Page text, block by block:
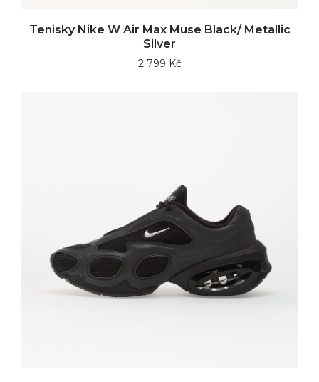
Tenisky Nike W Air Max Muse Black/ Metallic
Silver
2 799 Kč